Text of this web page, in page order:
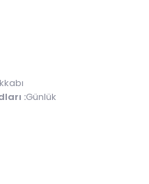
:Günlük